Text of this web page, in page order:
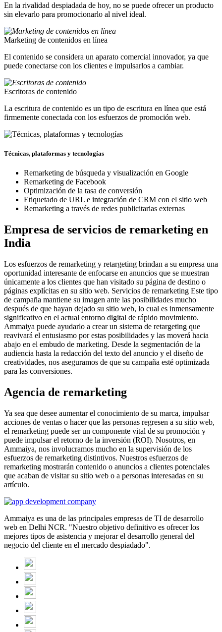
En la rivalidad despiadada de hoy, no se puede ofrecer un producto
sin elevarlo para promocionarlo al nivel ideal.
Marketing de contenidos en línea
El contenido se considera un aparato comercial innovador, ya que
puede conectarse con los clientes e impulsarlos a cambiar.
Escritoras de contenido
La escritura de contenido es un tipo de escritura en línea que está
firmemente conectada con los esfuerzos de promoción web.
Técnicas, plataformas y tecnologías
Remarketing de búsqueda y visualización en Google
Remarketing de Facebook
Optimización de la tasa de conversión
Etiquetado de URL e integración de CRM con el sitio web
Remarketing a través de redes publicitarias externas
Empresa de servicios de remarketing en
India
Los esfuerzos de remarketing y retargeting brindan a su empresa una
oportunidad interesante de enfocarse en anuncios que se muestran
únicamente a los clientes que han visitado su página de destino o
páginas explícitas en su sitio web. Servicios de remarketing Este tipo
de campaña mantiene su imagen ante las posibilidades mucho
después de que hayan dejado su sitio web, lo cual es inmensamente
significativo en el actual entorno digital de rápido movimiento.
Ammaiya puede ayudarlo a crear un sistema de retargeting que
reavivará el entusiasmo por estas posibilidades y las moverá hacia
abajo en el embudo de marketing. Desde la segmentación de la
audiencia hasta la redacción del texto del anuncio y el diseño de
creatividades, nos aseguramos de que su campaña esté optimizada
para las conversiones.
Agencia de remarketing
Ya sea que desee aumentar el conocimiento de su marca, impulsar
acciones de ventas o hacer que las personas regresen a su sitio web,
el remarketing puede ser un componente vital de su promoción y
puede impulsar el retorno de la inversión (ROI). Nosotros, en
Ammaiya, nos involucramos mucho en la supervisión de los
esfuerzos de remarketing distintivos. Nuestros esfuerzos de
remarketing mostrarán contenido o anuncios a clientes potenciales
que acaban de visitar su sitio web o a personas interesadas en su
artículo.
Ammaiya es una de las principales empresas de TI de desarrollo
web en Delhi NCR. "Nuestro objetivo definitivo es ofrecer los
mejores tipos de asistencia y mejorar el desarrollo general del
negocio del cliente en el mercado despiadado".